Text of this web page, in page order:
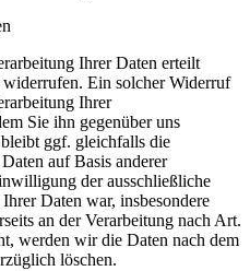
Ihrer Daten erteilt
widerrufen. Ein solcher Widerruf
Ihrer
Sie ihn gegenüber uns
ggf. gleichfalls die
auf Basis anderer
der ausschließliche
Daten war, insbesondere
an der Verarbeitung nach Art.
werden wir die Daten nach dem
löschen.